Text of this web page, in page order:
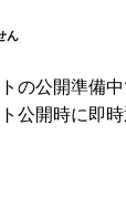
ん
の公開準備
公開時に即